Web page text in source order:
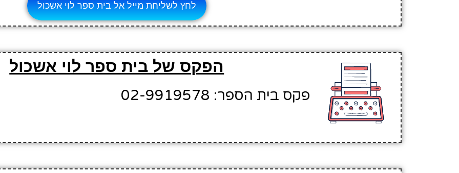
לחץ לשליחת מייל אל בית ספר לוי אשכול
הפקס של בית ספר לוי אשכול
פקס בית הספר: 02-9919578